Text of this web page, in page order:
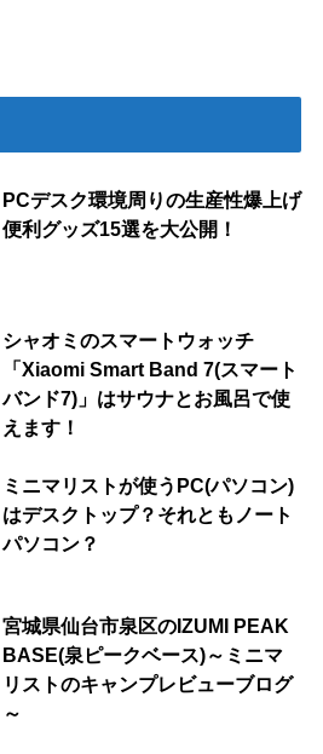
PCデスク環境周りの生産性爆上げ
便利グッズ15選を大公開！
シャオミのスマートウォッチ
「Xiaomi Smart Band 7(スマート
バンド7)」はサウナとお風呂で使
えます！
ミニマリストが使うPC(パソコン)
はデスクトップ？それともノート
パソコン？
宮城県仙台市泉区のIZUMI PEAK
BASE(泉ピークベース)～ミニマ
リストのキャンプレビューブログ
～